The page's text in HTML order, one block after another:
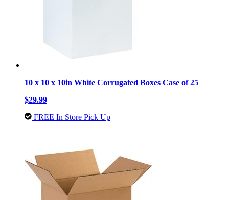
10 x 10 x 10in White Corrugated Boxes Case of 25
$29.99
FREE In Store Pick Up